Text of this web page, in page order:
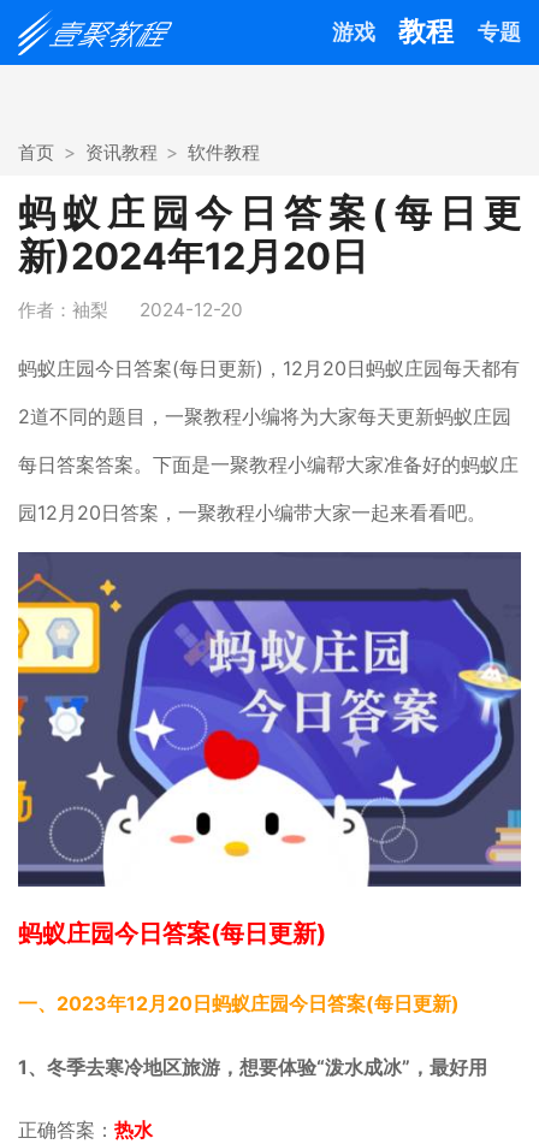
游戏 教程 专题
首页 资讯教程 软件教程
蚂蚁庄园今日答案(每日更
新)2024年12月20日
作者：袖梨 2024-12-20
蚂蚁庄园今日答案(每日更新)，12月20日蚂蚁庄园每天都有
2道不同的题目，一聚教程小编将为大家每天更新蚂蚁庄园
每日答案答案。下面是一聚教程小编帮大家准备好的蚂蚁庄
园12月20日答案，一聚教程小编带大家一起来看看吧。
蚂蚁庄园今日答案(每日更新)
一、2023年12月20日蚂蚁庄园今日答案(每日更新)
1、冬季去寒冷地区旅游，想要体验“泼水成冰”，最好用
正确答案：热水